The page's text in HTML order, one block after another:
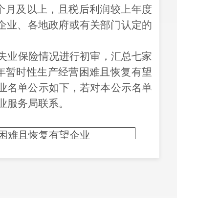
月及以上，且税后利润较上年度
业、各地政府或有关部门认定的
业保险情况进行初审， 汇总七家
暂时性生产经营困难且恢复有望
名单公示如下，若对本公示名单
服务局联系。
难且恢复有望企业